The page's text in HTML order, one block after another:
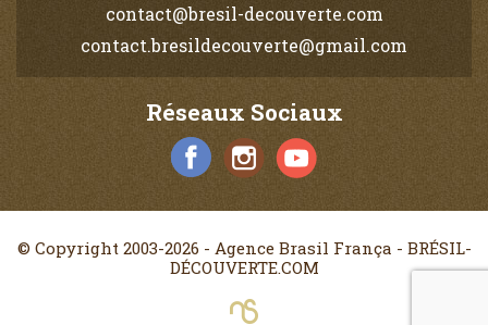
contact@bresil-decouverte.com
contact.bresildecouverte@gmail.com
Réseaux Sociaux
© Copyright 2003-2026 - Agence Brasil França - BRÉSIL-
DÉCOUVERTE.COM